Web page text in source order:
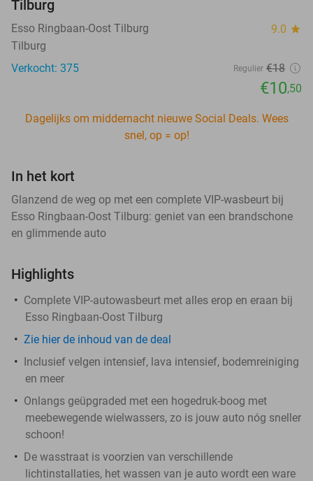
Tilburg
Esso Ringbaan-Oost Tilburg 9.0 star
Tilburg
Verkocht: 375
Regulier €18
€10,50
Dagelijks om middernacht nieuwe Social Deals. Wees
snel, op = op!
In het kort
Glanzend de weg op met een complete VIP-wasbeurt bij
Esso Ringbaan-Oost Tilburg: geniet van een brandschone
en glimmende auto
Highlights
Complete VIP-autowasbeurt met alles erop en eraan bij
Esso Ringbaan-Oost Tilburg
Zie hier de inhoud van de deal
Inclusief velgen intensief, lava intensief, bodemreiniging
en meer
Onlangs geüpgraded met een hogedruk-boog met
meebewegende wielwassers, zo is jouw auto nóg sneller
schoon!
De wasstraat is voorzien van verschillende
lichtinstallaties, het wassen van je auto wordt een ware